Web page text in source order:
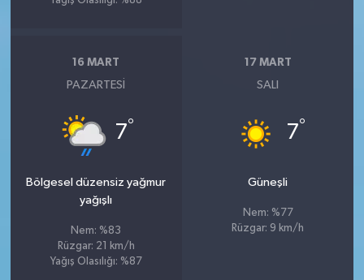
16 MART
PAZARTESI
7°
Bölgesel düzensiz yağmur
yağışlı
Nem: %83
Rüzgar: 21 km/h
Yağış Olasılığı: %87
17 MART
SALI
7°
Güneşli
Nem: %77
Rüzgar: 9 km/h